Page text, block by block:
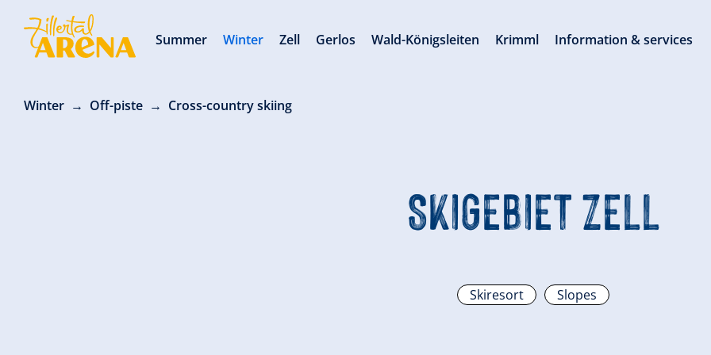
Winter Off-piste Cross-country skiing
SKIGEBIET ZELL
Skiresort Slopes
Summer Winter Zell Gerlos Wald-Königsleiten Krimml Information & services